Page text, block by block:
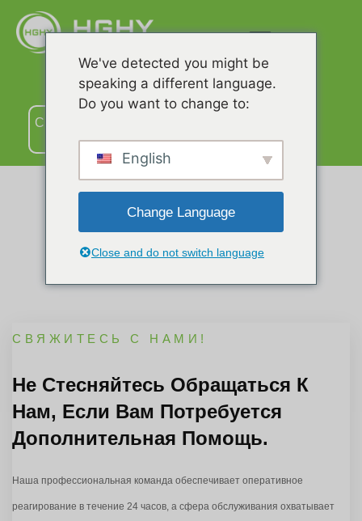
Связаться
Связаться С Нами
СВЯЖИТЕСЬ С НАМИ!
Не Стесняйтесь Обращаться К
Нам, Если Вам Потребуется
Дополнительная Помощь.
Наша профессиональная команда обеспечивает оперативное
реагирование в течение 24 часов, а сфера обслуживания охватывает
We've detected you might be
speaking a different language.
Do you want to change to:
English
Change Language
Close and do not switch language